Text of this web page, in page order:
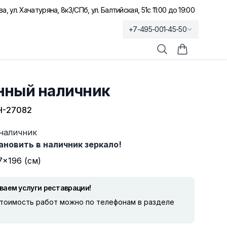
ул. Хачатуряна, 8к3/СПб, ул. Балтийская, 51с 11:00 до 19:00
+7-495-001-45-50
ПоискКорзина
наличник
27082
в наличник зеркало!
(см)
услуги реставрации!
работ можно по телефонам в разделе